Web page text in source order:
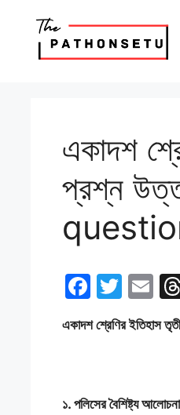
একাদশ
প্রশ্ন
F
c
T
w
itt
E
m
ai
একাদশ শ্রেণির
১. পলিসের বৈশিষ্ট্য